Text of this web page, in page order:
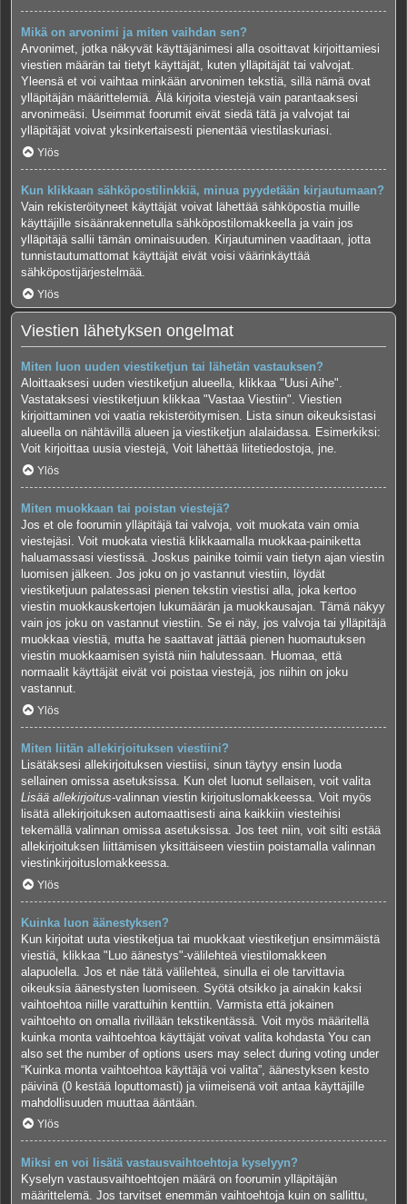
Mikä on arvonimi ja miten vaihdan sen?
Arvonimet, jotka näkyvät käyttäjänimesi alla osoittavat kirjoittamiesi
viestien määrän tai tietyt käyttäjät, kuten ylläpitäjät tai valvojat.
Yleensä et voi vaihtaa minkään arvonimen tekstiä, sillä nämä ovat
ylläpitäjän määrittelemiä. Älä kirjoita viestejä vain parantaaksesi
arvonimeäsi. Useimmat foorumit eivät siedä tätä ja valvojat tai
ylläpitäjät voivat yksinkertaisesti pienentää viestilaskuriasi.
Ylös
Kun klikkaan sähköpostilinkkiä, minua pyydetään kirjautumaan?
Vain rekisteröityneet käyttäjät voivat lähettää sähköpostia muille
käyttäjille sisäänrakennetulla sähköpostilomakkeella ja vain jos
ylläpitäjä sallii tämän ominaisuuden. Kirjautuminen vaaditaan, jotta
tunnistautumattomat käyttäjät eivät voisi väärinkäyttää
sähköpostijärjestelmää.
Ylös
Viestien lähetyksen ongelmat
Miten luon uuden viestiketjun tai lähetän vastauksen?
Aloittaaksesi uuden viestiketjun alueella, klikkaa "Uusi Aihe".
Vastataksesi viestiketjuun klikkaa "Vastaa Viestiin". Viestien
kirjoittaminen voi vaatia rekisteröitymisen. Lista sinun oikeuksistasi
alueella on nähtävillä alueen ja viestiketjun alalaidassa. Esimerkiksi:
Voit kirjoittaa uusia viestejä, Voit lähettää liitetiedostoja, jne.
Ylös
Miten muokkaan tai poistan viestejä?
Jos et ole foorumin ylläpitäjä tai valvoja, voit muokata vain omia
viestejäsi. Voit muokata viestiä klikkaamalla muokkaa-painiketta
haluamassasi viestissä. Joskus painike toimii vain tietyn ajan viestin
luomisen jälkeen. Jos joku on jo vastannut viestiin, löydät
viestiketjuun palatessasi pienen tekstin viestisi alla, joka kertoo
viestin muokkauskertojen lukumäärän ja muokkausajan. Tämä näkyy
vain jos joku on vastannut viestiin. Se ei näy, jos valvoja tai ylläpitäjä
muokkaa viestiä, mutta he saattavat jättää pienen huomautuksen
viestin muokkaamisen syistä niin halutessaan. Huomaa, että
normaalit käyttäjät eivät voi poistaa viestejä, jos niihin on joku
vastannut.
Ylös
Miten liitän allekirjoituksen viestiini?
Lisätäksesi allekirjoituksen viestiisi, sinun täytyy ensin luoda
sellainen omissa asetuksissa. Kun olet luonut sellaisen, voit valita
Lisää allekirjoitus-valinnan viestin kirjoituslomakkeessa. Voit myös
lisätä allekirjoituksen automaattisesti aina kaikkiin viesteihisi
tekemällä valinnan omissa asetuksissa. Jos teet niin, voit silti estää
allekirjoituksen liittämisen yksittäiseen viestiin poistamalla valinnan
viestinkirjoituslomakkeessa.
Ylös
Kuinka luon äänestyksen?
Kun kirjoitat uuta viestiketjua tai muokkaat viestiketjun ensimmäistä
viestiä, klikkaa "Luo äänestys"-välilehteä viestilomakkeen
alapuolella. Jos et näe tätä välilehteä, sinulla ei ole tarvittavia
oikeuksia äänestysten luomiseen. Syötä otsikko ja ainakin kaksi
vaihtoehtoa niille varattuihin kenttiin. Varmista että jokainen
vaihtoehto on omalla rivillään tekstikentässä. Voit myös määritellä
kuinka monta vaihtoehtoa käyttäjät voivat valita kohdasta You can
also set the number of options users may select during voting under
“Kuinka monta vaihtoehtoa käyttäjä voi valita”, äänestyksen kesto
päivinä (0 kestää loputtomasti) ja viimeisenä voit antaa käyttäjille
mahdollisuuden muuttaa ääntään.
Ylös
Miksi en voi lisätä vastausvaihtoehtoja kyselyyn?
Kyselyn vastausvaihtoehtojen määrä on foorumin ylläpitäjän
määrittelemä. Jos tarvitset enemmän vaihtoehtoja kuin on sallittu,